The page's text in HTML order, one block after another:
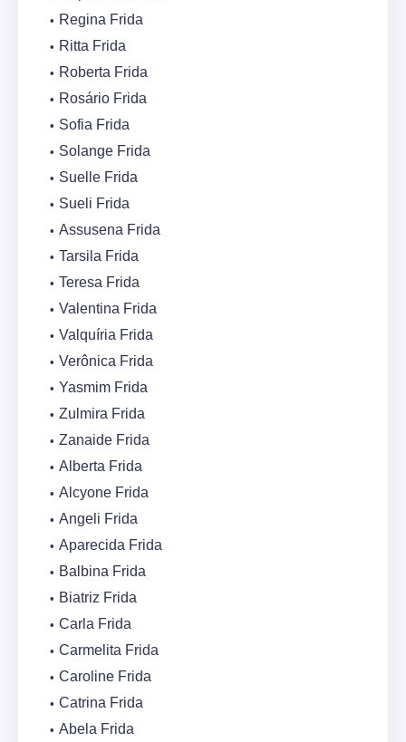
Regina Frida
Ritta Frida
Roberta Frida
Rosário Frida
Sofia Frida
Solange Frida
Suelle Frida
Sueli Frida
Assusena Frida
Tarsila Frida
Teresa Frida
Valentina Frida
Valquíria Frida
Verônica Frida
Yasmim Frida
Zulmira Frida
Zanaide Frida
Alberta Frida
Alcyone Frida
Angeli Frida
Aparecida Frida
Balbina Frida
Biatriz Frida
Carla Frida
Carmelita Frida
Caroline Frida
Catrina Frida
Abela Frida